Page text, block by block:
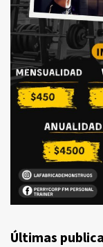
Últimas